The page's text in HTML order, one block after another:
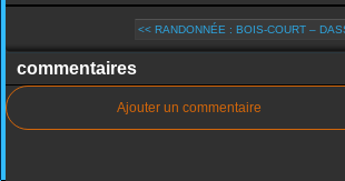
<< RANDONNÉE : BOIS-COURT –
commentaires
Ajouter un commentaire